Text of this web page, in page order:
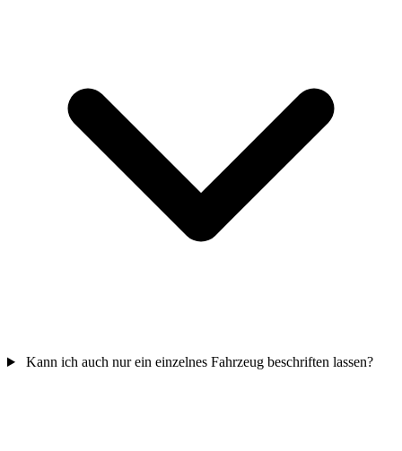
Kann ich auch nur ein einzelnes Fahrzeug beschriften lassen?